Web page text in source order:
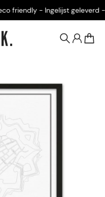
friendly - Ingelijst geleverd -